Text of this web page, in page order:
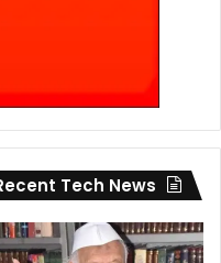
Tech News